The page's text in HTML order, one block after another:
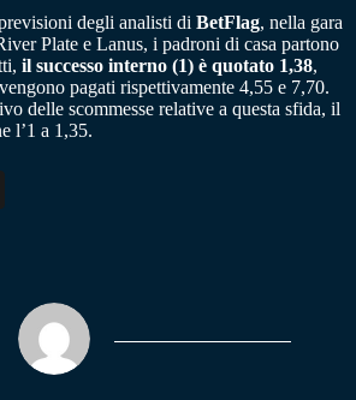
degli analisti di BetFlag, nella gara
Plate e Lanus, i padroni di casa partono
il successo interno (1) è quotato 1,38,
pagati rispettivamente 4,55 e 7,70.
delle scommesse relative a questa sfida, il
l’1 a 1,35.